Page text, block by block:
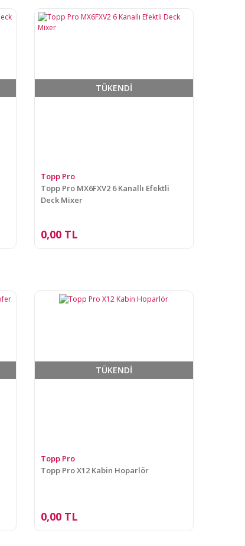
TÜKENDİ
Topp Pro
Topp Pro MX6FXV2 6 Kanallı Efektli
Deck Mixer
0,00 TL
TÜKENDİ
Topp Pro
Topp Pro X12 Kabin Hoparlör
0,00 TL